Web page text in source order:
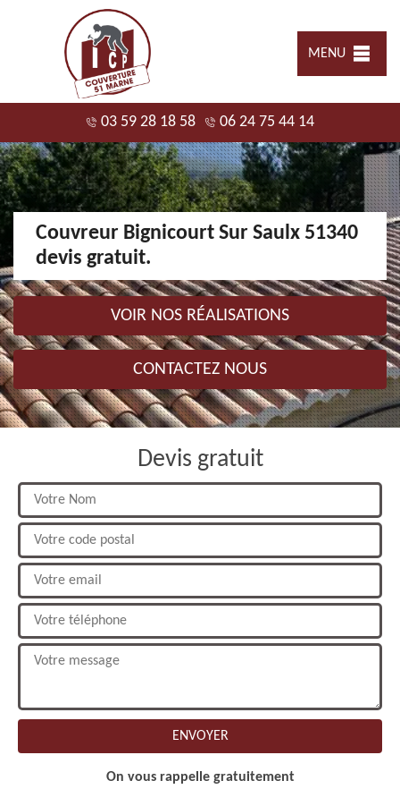
MENU
03 59 28 18 58 06 24 75 44 14
Couvreur Bignicourt Sur Saulx 51340
devis gratuit.
VOIR NOS RÉALISATIONS
CONTACTEZ NOUS
Devis gratuit
On vous rappelle gratuitement